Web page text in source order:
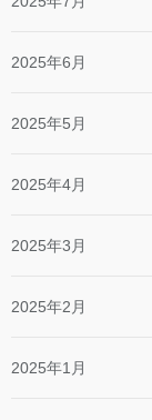
2025年6月
2025年5月
2025年4月
2025年3月
2025年2月
2025年1月